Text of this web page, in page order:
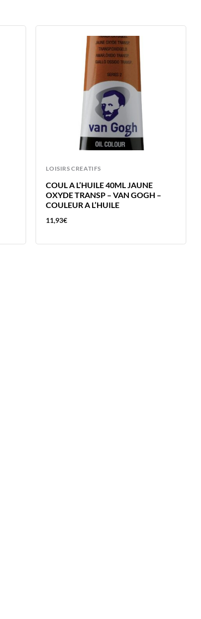
LOISIRS CREATIFS
COUL A L’HUILE 40ML JAUNE
OXYDE TRANSP – VAN GOGH –
COULEUR A L’HUILE
11,93€